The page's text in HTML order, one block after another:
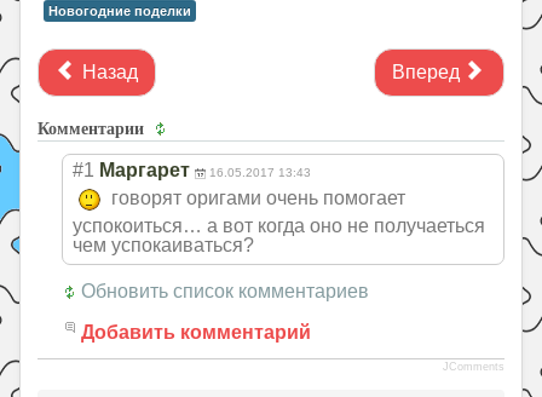
Новогодние поделки
Назад Вперед
Комментарии
#1 Маргарет 16.05.2017 13:43
говорят оригами очень помогает
успокоиться… а вот когда оно не получаеться
чем успокаиваться?
Обновить список комментариев
Добавить комментарий
JComments